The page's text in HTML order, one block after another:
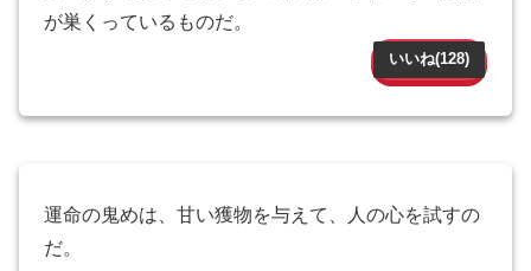
が巣くっているものだ。
いいね(128)
運命の鬼めは、甘い獲物を与えて、人の心を試すの
だ。